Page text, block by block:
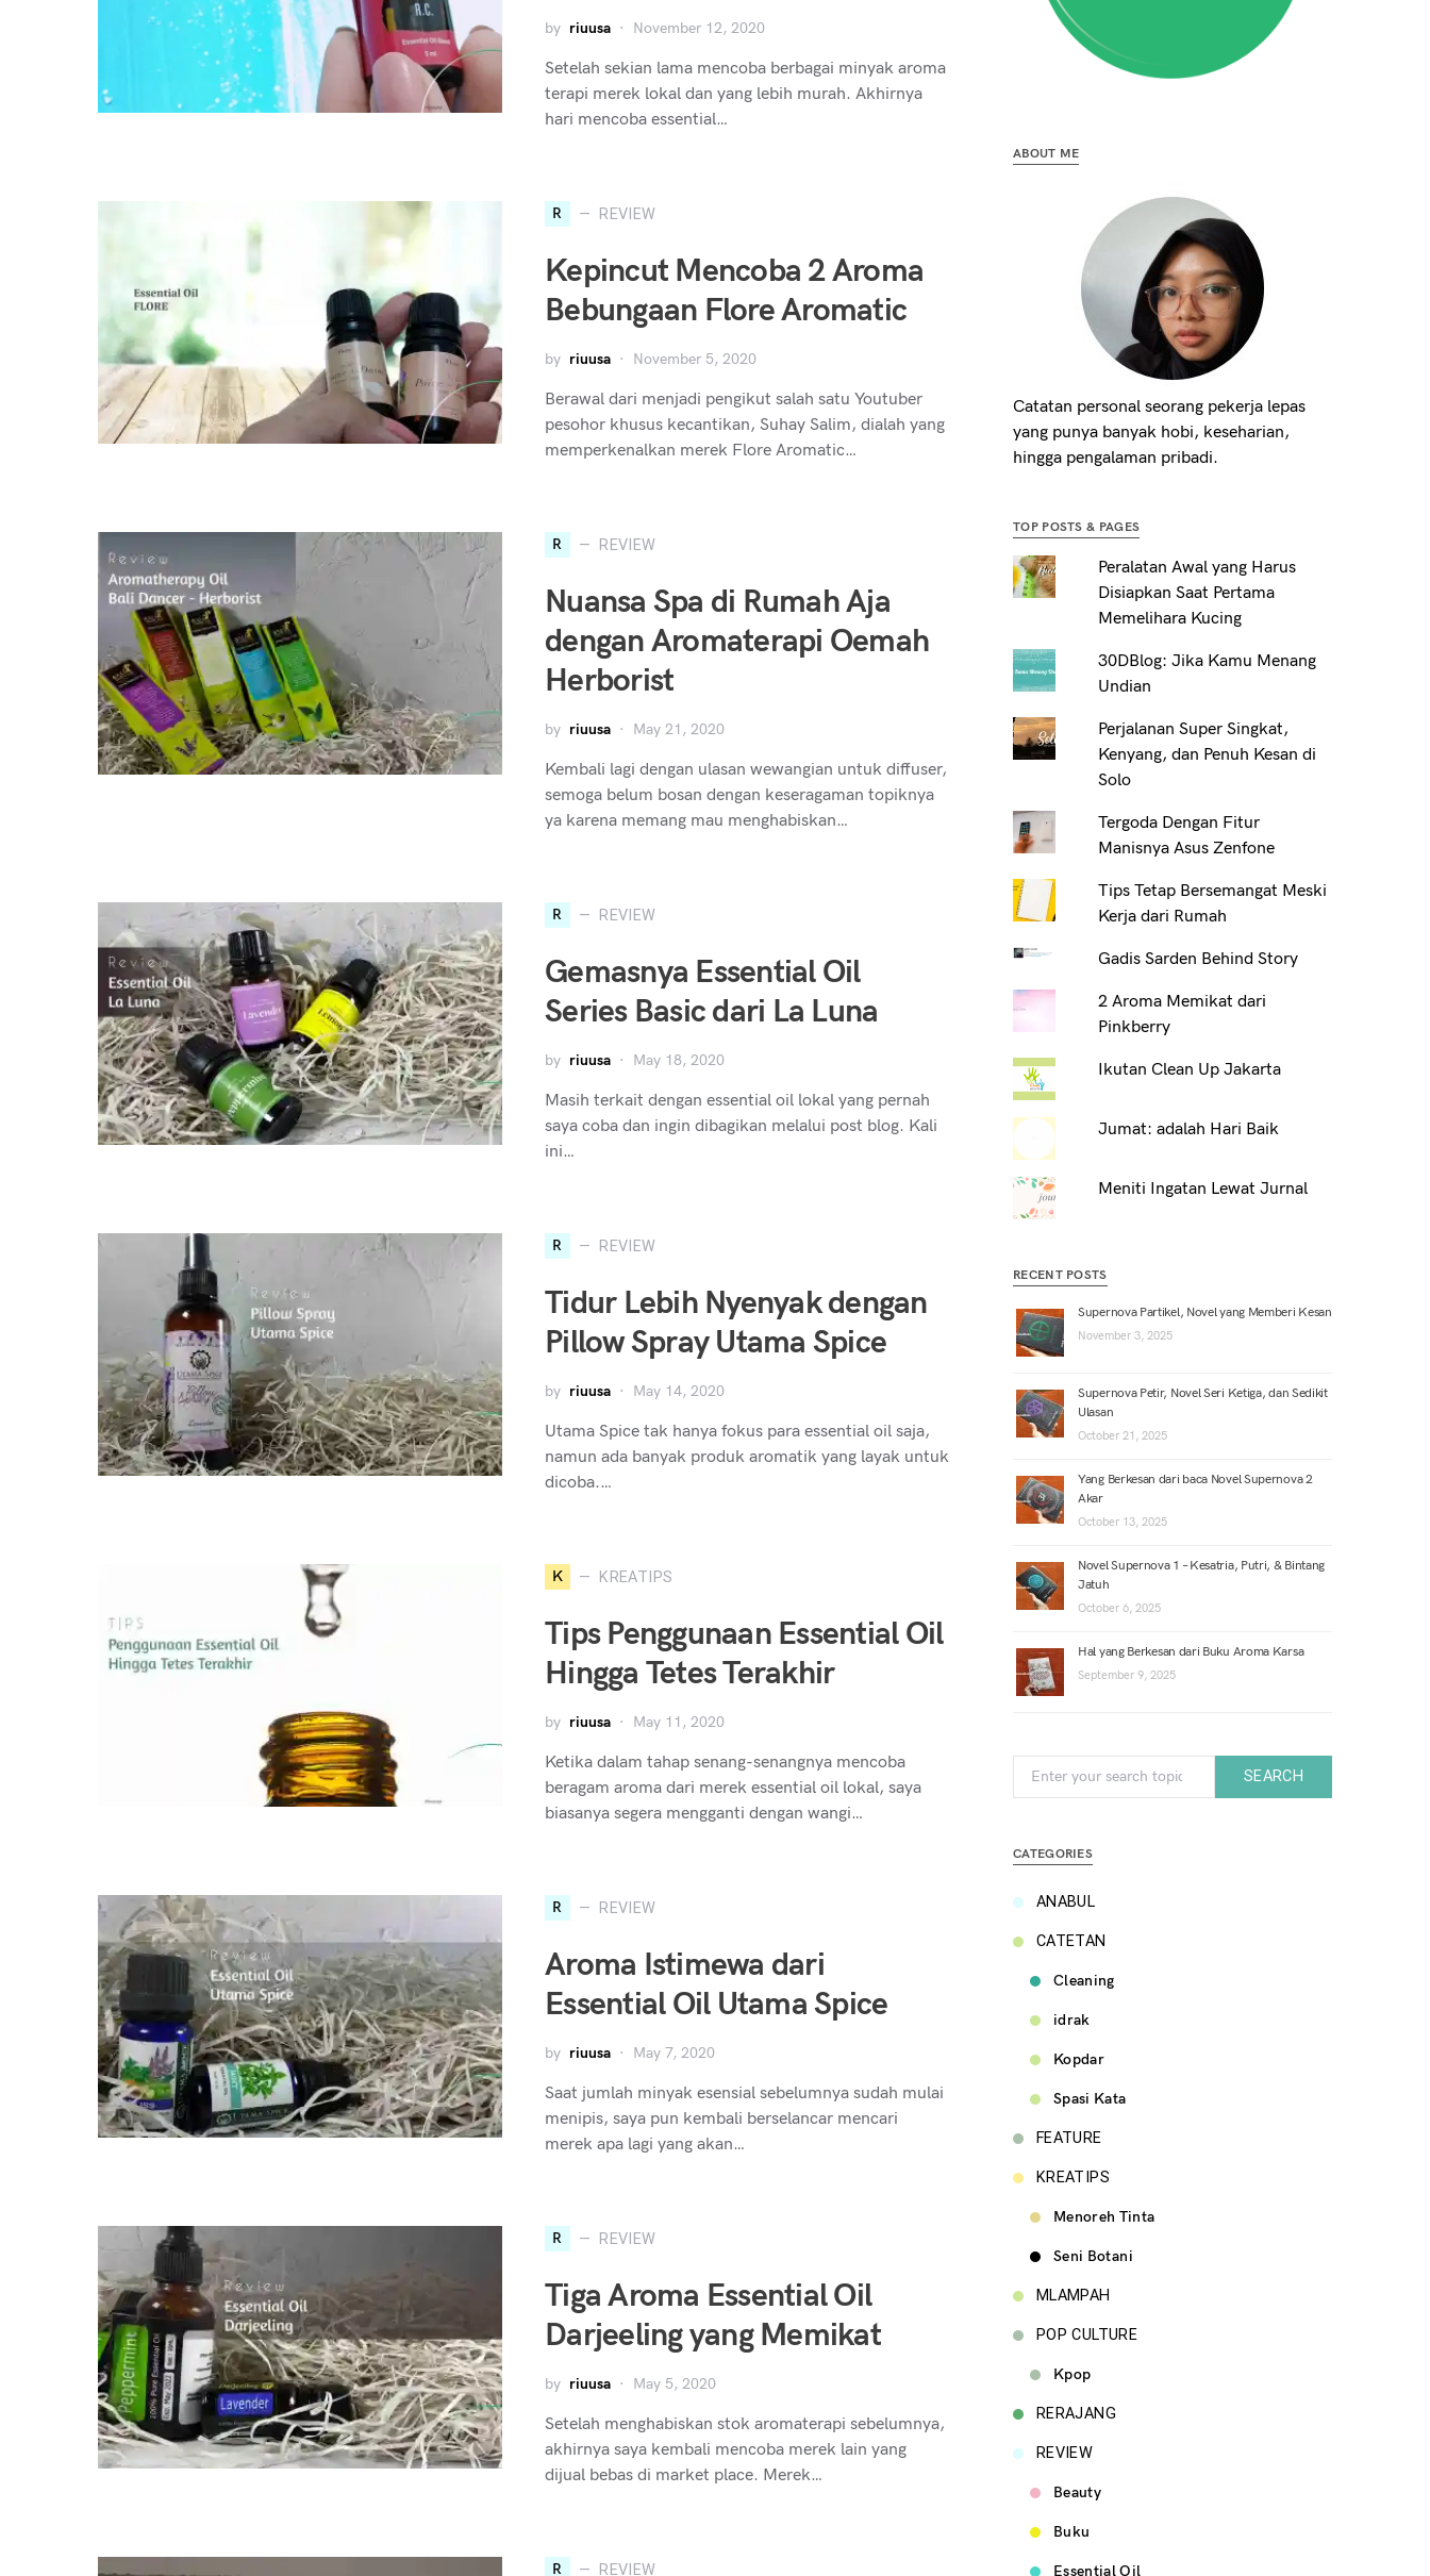
by riuusa November 12, 2020
Setelah sekian lama mencoba berbagai minyak aroma
terapi merek lokal dan yang lebih murah. Akhirnya
hari mencoba essential…
R REVIEW
Kepincut Mencoba 2 Aroma
Bebungaan Flore Aromatic
by riuusa November 5, 2020
Berawal dari menjadi pengikut salah satu Youtuber
pesohor khusus kecantikan, Suhay Salim, dialah yang
memperkenalkan merek Flore Aromatic…
R REVIEW
Nuansa Spa di Rumah Aja
dengan Aromaterapi Oemah
Herborist
by riuusa May 21, 2020
Kembali lagi dengan ulasan wewangian untuk diffuser,
semoga belum bosan dengan keseragaman topiknya
ya karena memang mau menghabiskan…
R REVIEW
Gemasnya Essential Oil
Series Basic dari La Luna
by riuusa May 18, 2020
Masih terkait dengan essential oil lokal yang pernah
saya coba dan ingin dibagikan melalui post blog. Kali
ini…
R REVIEW
Tidur Lebih Nyenyak dengan
Pillow Spray Utama Spice
by riuusa May 14, 2020
Utama Spice tak hanya fokus para essential oil saja,
namun ada banyak produk aromatik yang layak untuk
dicoba.…
K KREATIPS
Tips Penggunaan Essential Oil
Hingga Tetes Terakhir
by riuusa May 11, 2020
Ketika dalam tahap senang-senangnya mencoba
beragam aroma dari merek essential oil lokal, saya
biasanya segera mengganti dengan wangi…
R REVIEW
Aroma Istimewa dari
Essential Oil Utama Spice
by riuusa May 7, 2020
Saat jumlah minyak esensial sebelumnya sudah mulai
menipis, saya pun kembali berselancar mencari
merek apa lagi yang akan…
R REVIEW
Tiga Aroma Essential Oil
Darjeeling yang Memikat
by riuusa May 5, 2020
Setelah menghabiskan stok aromaterapi sebelumnya,
akhirnya saya kembali mencoba merek lain yang
dijual bebas di market place. Merek…
R REVIEW
ABOUT ME
Catatan personal seorang pekerja lepas
yang punya banyak hobi, keseharian,
hingga pengalaman pribadi.
TOP POSTS & PAGES
Peralatan Awal yang Harus
Disiapkan Saat Pertama
Memelihara Kucing
30DBlog: Jika Kamu Menang
Undian
Perjalanan Super Singkat,
Kenyang, dan Penuh Kesan di
Solo
Tergoda Dengan Fitur
Manisnya Asus Zenfone
Tips Tetap Bersemangat Meski
Kerja dari Rumah
Gadis Sarden Behind Story
2 Aroma Memikat dari
Pinkberry
Ikutan Clean Up Jakarta
Jumat: adalah Hari Baik
Meniti Ingatan Lewat Jurnal
RECENT POSTS
Supernova Partikel, Novel yang Memberi Kesan
November 3, 2025
Supernova Petir, Novel Seri Ketiga, dan Sedikit
Ulasan
October 21, 2025
Yang Berkesan dari baca Novel Supernova 2
Akar
October 13, 2025
Novel Supernova 1 – Kesatria, Putri, & Bintang
Jatuh
October 6, 2025
Hal yang Berkesan dari Buku Aroma Karsa
September 9, 2025
SEARCH
CATEGORIES
ANABUL
CATETAN
Cleaning
idrak
Kopdar
Spasi Kata
FEATURE
KREATIPS
Menoreh Tinta
Seni Botani
MLAMPAH
POP CULTURE
Kpop
RERAJANG
REVIEW
Beauty
Buku
Essential Oil